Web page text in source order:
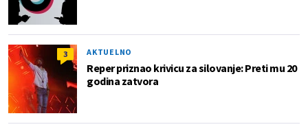
3 AKTUELNO
Reper priznao krivicu za silovanje: Preti mu 20
godina zatvora